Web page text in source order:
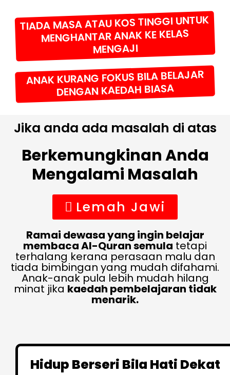
TIADA MASA ATAU KOS TINGGI UNTUK
MENGHANTAR ANAK KE KELAS
MENGAJI
ANAK KURANG FOKUS BILA BELAJAR
DENGAN KAEDAH BIASA
Jika anda ada masalah di atas
Berkemungkinan Anda
Mengalami Masalah
Lemah Jawi
Ramai dewasa yang ingin belajar
membaca Al-Quran semula tetapi
terhalang kerana perasaan malu dan
tiada bimbingan yang mudah difahami.
Anak-anak pula lebih mudah hilang
minat jika kaedah pembelajaran tidak
menarik.
Hidup Berseri Bila Hati Dekat